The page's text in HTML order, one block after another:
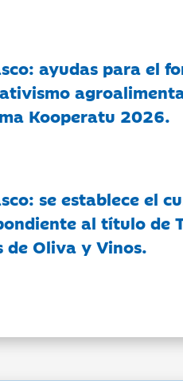
ayudas para el
Kooperatu 2026.
se establece el
al título de
de Oliva y Vinos.